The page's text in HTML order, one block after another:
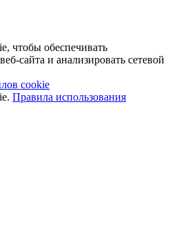
чтобы обеспечивать
сайта и анализировать сетевой
cookie
Правила использования